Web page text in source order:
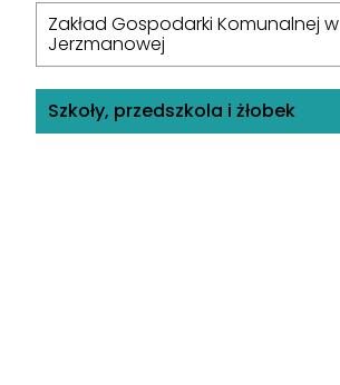
Zakład Gospodarki Komunalnej w
Jerzmanowej
Szkoły, przedszkola i żłobek